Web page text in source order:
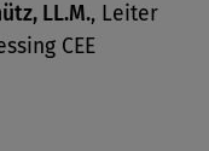
LL.M., Leiter
CEE